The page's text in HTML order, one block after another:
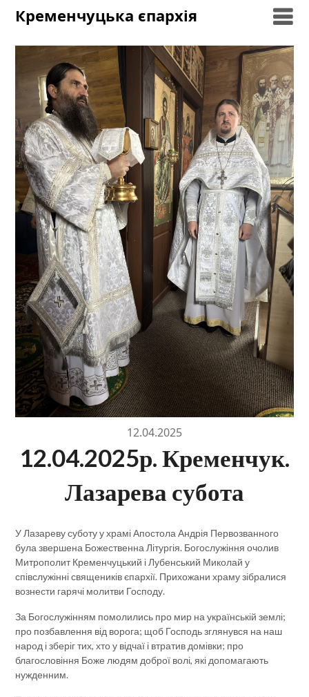
SkipКременчуцька єпархія
12.04.2025
12.04.2025р. Кременчук.
Лазарева субота
У Лазареву суботу у храмі Апостола Андрія Первозванного
була звершена Божественна Літургія. Богослужіння очолив
Митрополит Кременчуцький і Лубенський Миколай у
співслужінні священиків єпархії. Прихожани храму зібралися
вознести гарячі молитви Господу.
За Богослужінням помолились про мир на українській землі;
про позбавлення від ворога; щоб Господь зглянувся на наш
народ і зберіг тих, хто у відчаї і втратив домівки; про
благословіння Боже людям доброї волі, які допомагають
нужденним.